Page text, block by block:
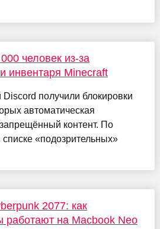
человек из-за
инвентаря Minecraft
Discord получили блокировки
автоматическая
контент. По
«подозрительных»
2077: как
работают на Macbook Neo